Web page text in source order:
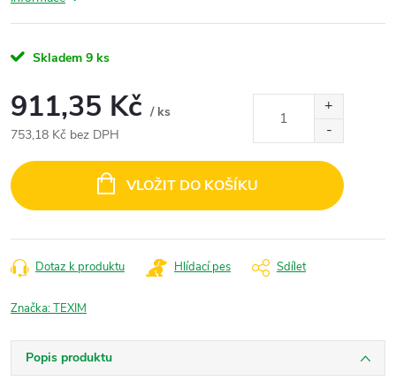
Skladem 9 ks
911,35 Kč / ks
753,18 Kč bez DPH
cena:
VLOŽIT DO KOŠÍKU
Dotaz k produktu Hlídací pes Sdílet
Značka:TEXIM
Popis produktu